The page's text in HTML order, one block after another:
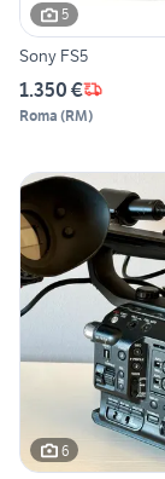
5
Sony FS5
1.350 €
Roma (RM)
6